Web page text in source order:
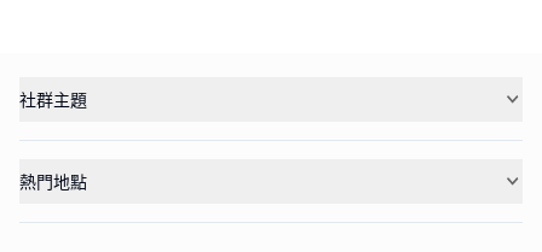
社群主題
熱門地點